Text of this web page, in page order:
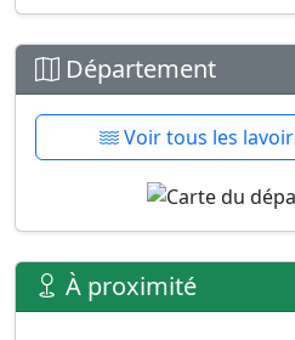
Département
Voir tous les
À proximité